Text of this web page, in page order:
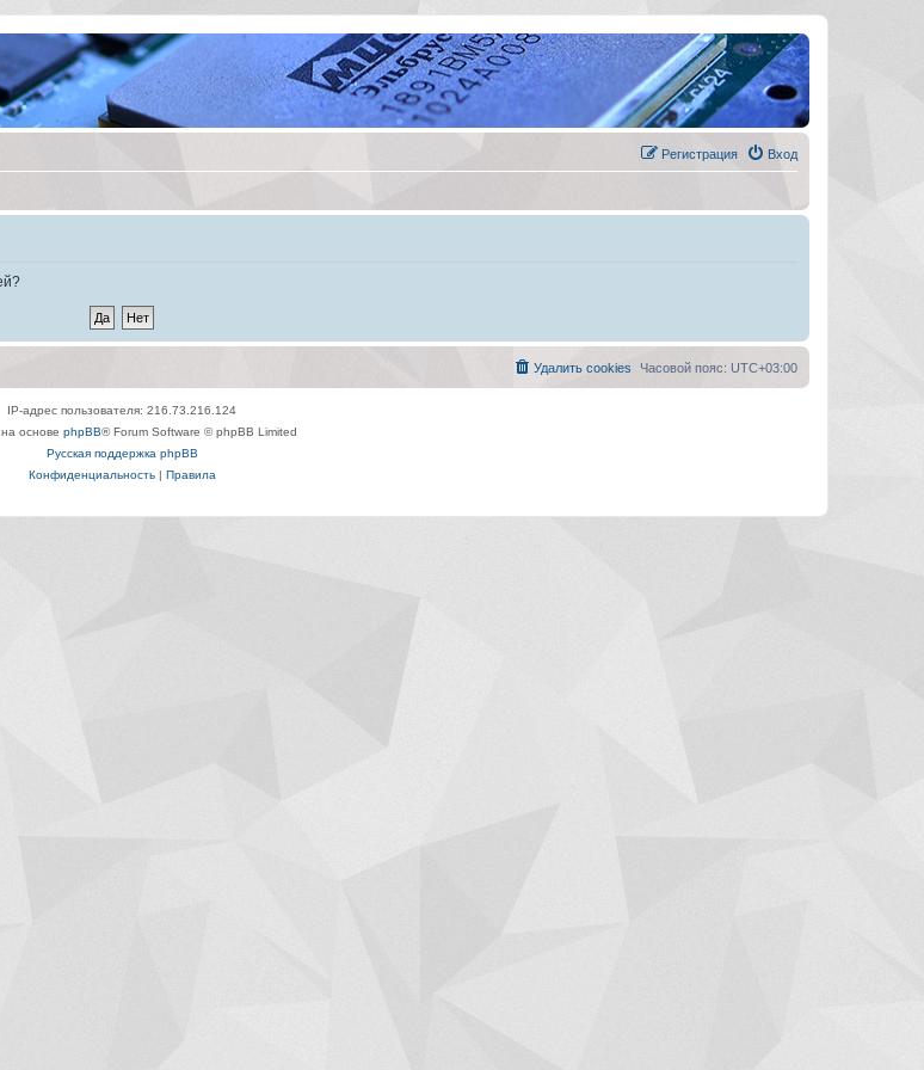
Вход
Регистрация
Часовой пояс: UTC+03:00
Удалить cookies
IP-адрес пользователя: 216.73.216.124
основе phpBB® Forum Software © phpBB Limited
Русская поддержка phpBB
Конфиденциальность| Правила